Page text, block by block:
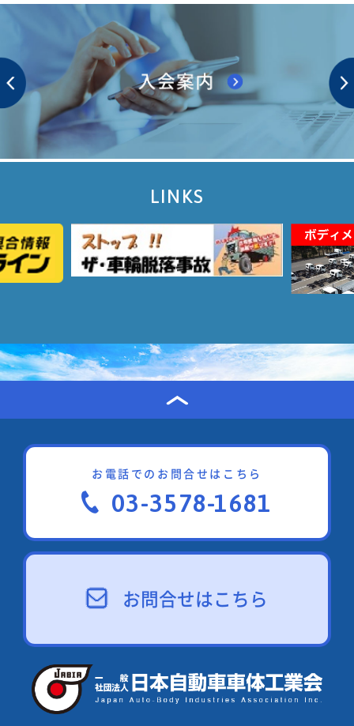
LINKS
お電話でのお問合せはこちら
03-3578-1681
お問合せはこちら